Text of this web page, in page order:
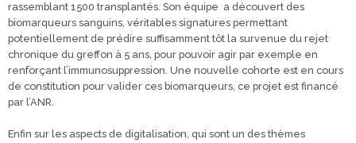
rassemblant 1500 transplantés. Son équipe a découvert des
biomarqueurs sanguins, véritables signatures permettant
potentiellement de prédire suffisamment tôt la survenue du rejet
chronique du greffon à 5 ans, pour pouvoir agir par exemple en
renforçant l’immunosuppression. Une nouvelle cohorte est en cours
de constitution pour valider ces biomarqueurs, ce projet est financé
par l’ANR.
Enfin sur les aspects de digitalisation, qui sont un des thèmes